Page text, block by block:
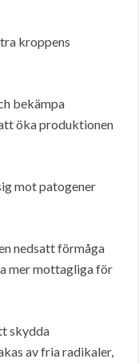
kroppens
bekämpa
öka produktionen
mot patogener
nedsatt förmåga
mer mottagliga för
skydda
av fria radikaler,